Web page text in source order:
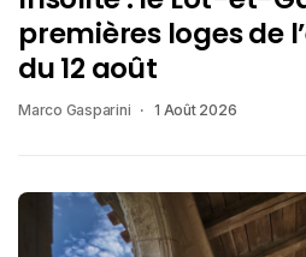
premières loges de
du 12 août
Marco Gasparini 1 Août 2026